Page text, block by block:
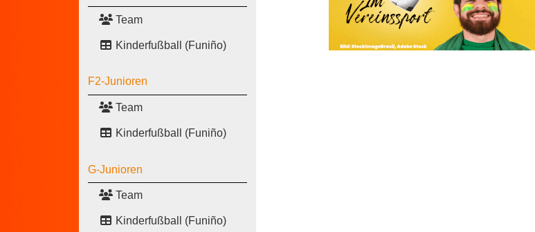
Team
Kinderfußball (Funiño)
F2-Junioren
Team
Kinderfußball (Funiño)
G-Junioren
Team
Kinderfußball (Funiño)